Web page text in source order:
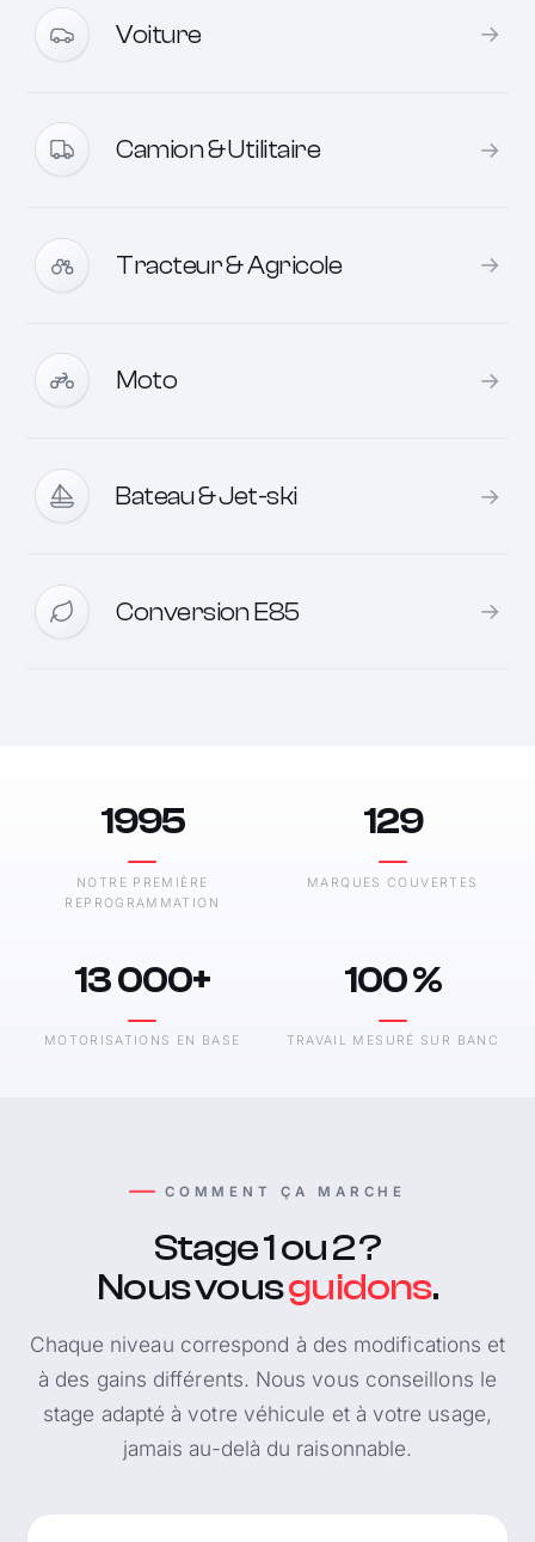
Voiture →
Camion & Utilitaire →
Tracteur & Agricole →
Moto →
Bateau & Jet-ski →
Conversion E85 →
1995
NOTRE PREMIÈRE
REPROGRAMMATION
129
MARQUES COUVERTES
13 000+
MOTORISATIONS EN BASE
100 %
TRAVAIL MESURÉ SUR BANC
COMMENT ÇA MARCHE
Stage 1 ou 2 ?
Nous vousguidons.
Chaque niveau correspond à des modifications et
à des gains différents. Nous vous conseillons le
stage adapté à votre véhicule et à votre usage,
jamais au-delà du raisonnable.